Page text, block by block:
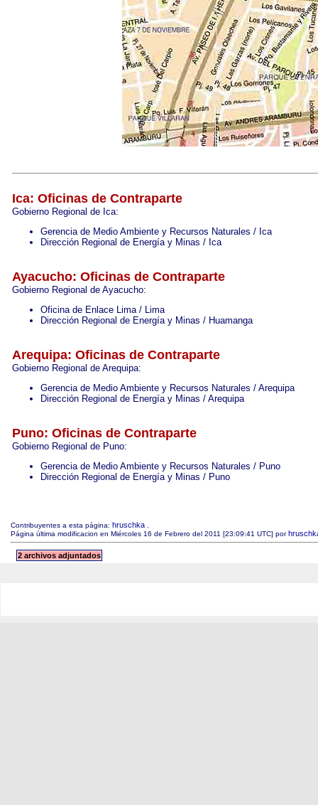
Ica: Oficinas de Contraparte
Gobierno Regional de Ica:
Gerencia de Medio Ambiente y Recursos Naturales / Ica
Dirección Regional de Energía y Minas / Ica
Ayacucho: Oficinas de Contraparte
Gobierno Regional de Ayacucho:
Oficina de Enlace Lima / Lima
Dirección Regional de Energía y Minas / Huamanga
Arequipa: Oficinas de Contraparte
Gobierno Regional de Arequipa:
Gerencia de Medio Ambiente y Recursos Naturales / Arequipa
Dirección Regional de Energía y Minas / Arequipa
Puno: Oficinas de Contraparte
Gobierno Regional de Puno:
Gerencia de Medio Ambiente y Recursos Naturales / Puno
Dirección Regional de Energía y Minas / Puno
Contribuyentes a esta página: hruschka
Página última modificacion en Miércoles 16 de Febrero del 2011 [23:09:41 UTC] por
2 archivos adjuntados